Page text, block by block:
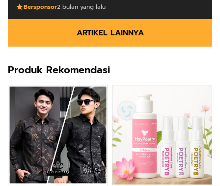
Bersponsor2 bulan yang lalu
ARTIKEL LAINNYA
Produk Rekomendasi